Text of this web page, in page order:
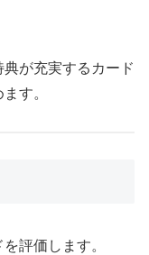
が充実するカード
す。
評価します。